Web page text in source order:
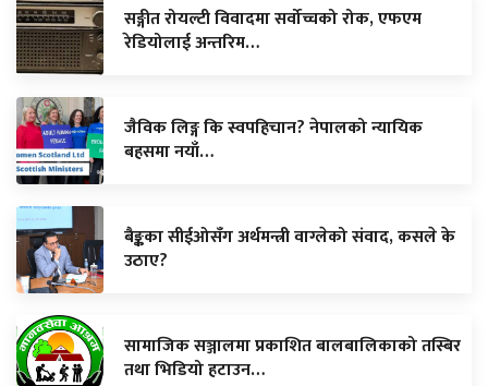
सङ्गीत रोयल्टी विवादमा सर्वोच्चको रोक, एफएम
रेडियोलाई अन्तरिम…
जैविक लिङ्ग कि स्वपहिचान? नेपालको न्यायिक
बहसमा नयाँ…
बैङ्कका सीईओसँग अर्थमन्त्री वाग्लेको संवाद, कसले के
उठाए?
सामाजिक सञ्जालमा प्रकाशित बालबालिकाको तस्बिर
तथा भिडियो हटाउन…